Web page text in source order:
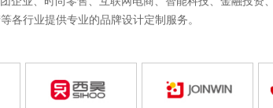
各行业提供专业的品牌设计定制服务。